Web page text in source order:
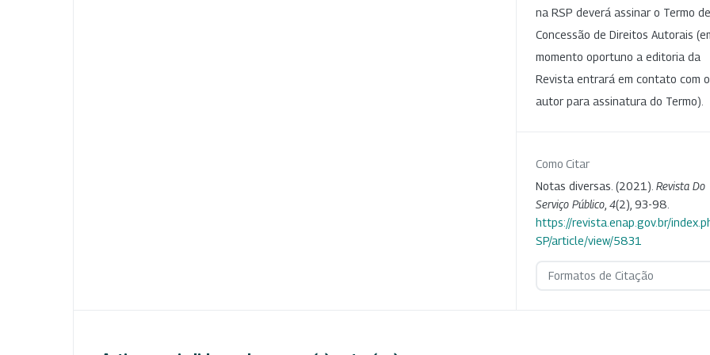
na RSP deverá assinar o Termo de
Concessão de Direitos Autorais
momento oportuno a editoria da
Revista entrará em contato com o
autor para assinatura do Termo).
Como Citar
Notas diversas. (2021). Revista Do
Serviço Público 4(2), 93-98.
https://revista.enap.gov.br/
SP/article/view/5831
Formatos de Citação